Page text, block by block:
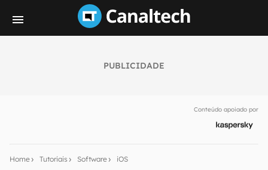
PUBLICIDADE
Conteúdo apoiado por
Home Tutoriais Software iOS
notícias e reviews sobre tecnologia em primeira